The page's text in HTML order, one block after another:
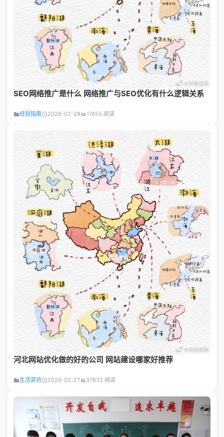
SEO网络推广是什么 网络推广与SEO优化有什么逻辑关系
经验指南 2026-02-28 17455 阅读
河北网站优化做的好的公司 网站建设哪家好推荐
生活资讯 2026-02-27 37832 阅读